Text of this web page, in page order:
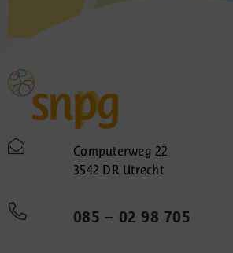
Computerweg 22
3542 DR Utrecht
085 – 02 98 705